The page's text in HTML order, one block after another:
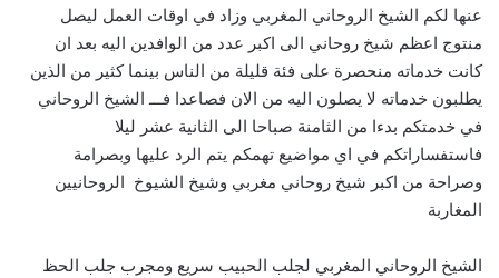
عنها لكم الشيخ الروحاني المغربي وزاد في اوقات العمل ليصل
منتوج اعظم شيخ روحاني الى اكبر عدد من الوافدين اليه بعد ان
كانت خدماته منحصرة على فئة قليلة من الناس بينما كثير من الذين
يطلبون خدماته لا يصلون اليه من الان فصاعدا فـــ الشيخ الروحاني
في خدمتكم بدءا من الثامنة صباحا الى الثانية عشر ليلا
فاستفساراتكم في اي مواضيع تهمكم يتم الرد عليها وبصرامة
وصراحة من اكبر شيخ روحاني مغربي وشيخ الشيوخ الروحانيين
المغاربة
الشيخ الروحاني المغربي لجلب الحبيب سريع ومجرب جلب الحظ